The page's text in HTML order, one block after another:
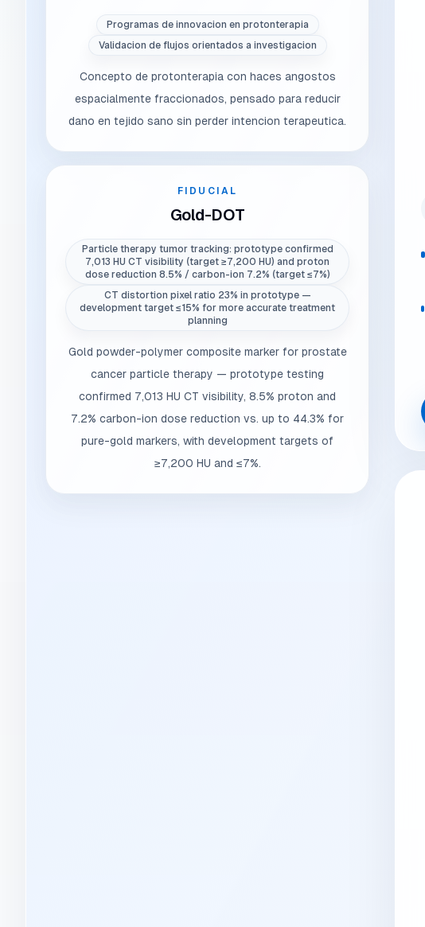
Programas de innovacion en protonterapia
Validacion de flujos orientados a investigacion
Concepto de protonterapia con haces angostos
espacialmente fraccionados, pensado para reducir
dano en tejido sano sin perder intencion terapeutica.
FIDUCIAL
Gold-DOT
Particle therapy tumor tracking: prototype confirmed
7,013 HU CT visibility (target ≥7,200 HU) and proton
dose reduction 8.5% / carbon-ion 7.2% (target ≤7%)
CT distortion pixel ratio 23% in prototype —
development target ≤15% for more accurate treatment
planning
Gold powder-polymer composite marker for prostate
cancer particle therapy — prototype testing
confirmed 7,013 HU CT visibility, 8.5% proton and
7.2% carbon-ion dose reduction vs. up to 44.3% for
pure-gold markers, with development targets of
≥7,200 HU and ≤7%.